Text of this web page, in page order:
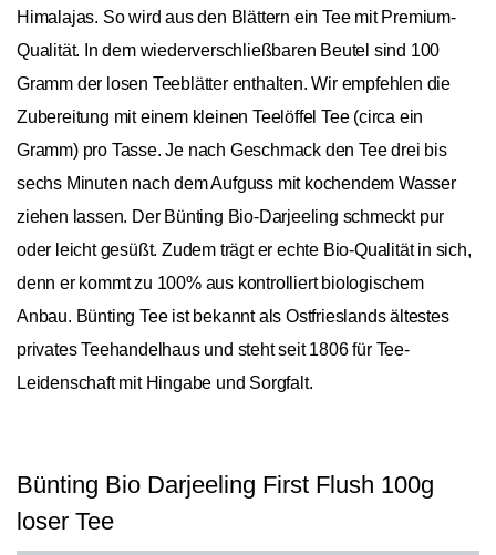
Himalajas. So wird aus den Blättern ein Tee mit Premium-
Qualität. In dem wiederverschließbaren Beutel sind 100
Gramm der losen Teeblätter enthalten. Wir empfehlen die
Zubereitung mit einem kleinen Teelöffel Tee (circa ein
Gramm) pro Tasse. Je nach Geschmack den Tee drei bis
sechs Minuten nach dem Aufguss mit kochendem Wasser
ziehen lassen. Der Bünting Bio-Darjeeling schmeckt pur
oder leicht gesüßt. Zudem trägt er echte Bio-Qualität in sich,
denn er kommt zu 100% aus kontrolliert biologischem
Anbau. Bünting Tee ist bekannt als Ostfrieslands ältestes
privates Teehandelhaus und steht seit 1806 für Tee-
Leidenschaft mit Hingabe und Sorgfalt.
Bünting Bio Darjeeling First Flush 100g
loser Tee